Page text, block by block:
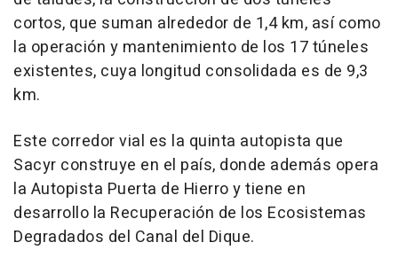
cortos, que suman alrededor de 1,4 km, así como
la operación y mantenimiento de los 17 túneles
existentes, cuya longitud consolidada es de 9,3
km.
Este corredor vial es la quinta autopista que
Sacyr construye en el país, donde además opera
la Autopista Puerta de Hierro y tiene en
desarrollo la Recuperación de los Ecosistemas
Degradados del Canal del Dique.